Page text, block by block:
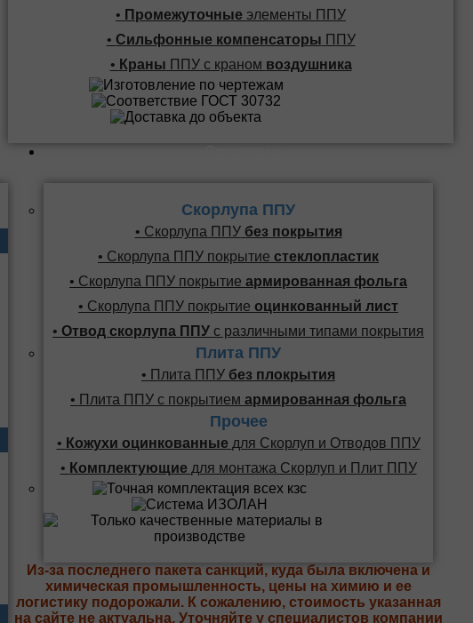
• Промежуточные элементы ППУ
• Сильфонные компенсаторы ППУ
• Краны ППУ с краном воздушника
Скорлупа ППУ
• Скорлупа ППУбез покрытия
• Скорлупа ППУ покрытие стеклопластик
• Скорлупа ППУ покрытие армированная фольга
• Скорлупа ППУ покрытие оцинкованный лист
• Отвод скорлупа ППУ с различными типами покрытия
Плита ППУ
• Плита ППУ без плокрытия
• Плита ППУ с покрытием армированная фольга
Прочее
• Кожухи оцинкованные для Скорлуп и Отводов ППУ
• Комплектующие для монтажа Скорлуп и Плит ППУ
Из-за последнего пакета санкций, куда была включена и
химическая промышленность, цены на химию и ее
логистику подорожали. К сожалению, стоимость указанная
на сайте не актуальна. Уточняйте у специалистов компании